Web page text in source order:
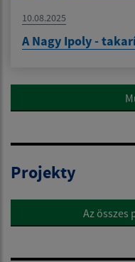
10.08.2025
A Nagy Ipoly -
Projekty
Az összes